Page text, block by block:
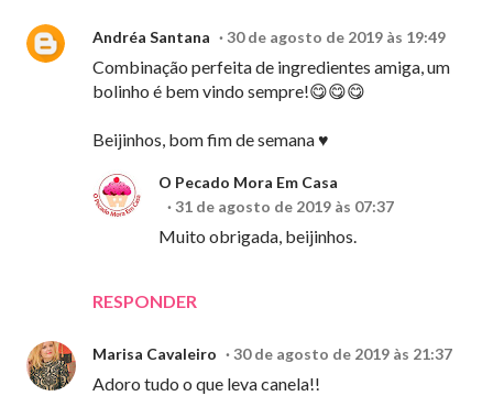
Andréa Santana 30 de agosto de 2019 às 19:49
Combinação perfeita de ingredientes amiga, um
bolinho é bem vindo sempre!😋😋😋
Beijinhos, bom fim de semana ♥
RESPONDER
O Pecado Mora Em Casa
31 de agosto de 2019 às 07:37
Muito obrigada, beijinhos.
Marisa Cavaleiro 30 de agosto de 2019 às 21:37
Adoro tudo o que leva canela!!